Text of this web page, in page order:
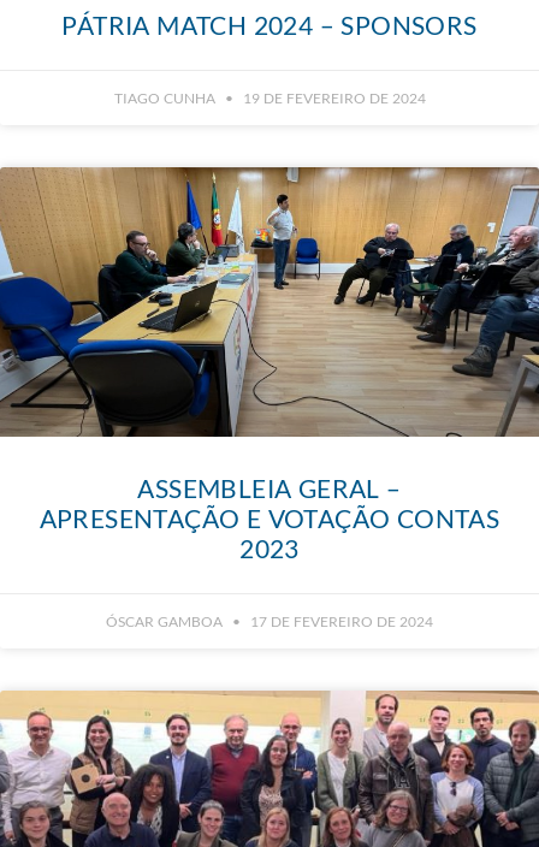
PÁTRIA MATCH 2024 – SPONSORS
TIAGO CUNHA 19 DE FEVEREIRO DE 2024
ASSEMBLEIA GERAL –
APRESENTAÇÃO E VOTAÇÃO CONTAS
2023
ÓSCAR GAMBOA 17 DE FEVEREIRO DE 2024